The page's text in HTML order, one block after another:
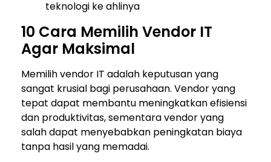
teknologi ke ahlinya
10 Cara Memilih Vendor IT
Agar Maksimal
Memilih vendor IT adalah keputusan yang
sangat krusial bagi perusahaan. Vendor yang
tepat dapat membantu meningkatkan efisiensi
dan produktivitas, sementara vendor yang
salah dapat menyebabkan peningkatan biaya
tanpa hasil yang memadai.